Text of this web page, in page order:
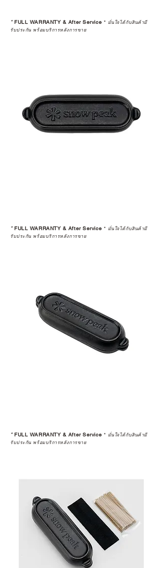
*FULL WARRANTY & After Service * มั่นใจได้กับสินค้ามี
รับประกัน พร้อมบริการหลังการขาย
*FULL WARRANTY & After Service * มั่นใจได้กับสินค้ามี
รับประกัน พร้อมบริการหลังการขาย
*FULL WARRANTY & After Service * มั่นใจได้กับสินค้ามี
รับประกัน พร้อมบริการหลังการขาย